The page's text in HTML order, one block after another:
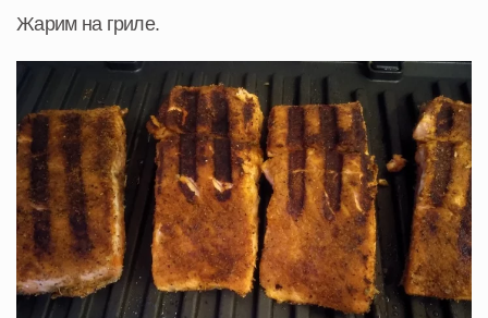
Жарим на гриле.